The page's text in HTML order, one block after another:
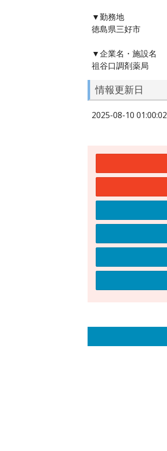
▼勤務地
徳島県三好市
▼企業名・施設名
祖谷口調剤薬局
情報更新日
2025-08-10 01:00:02